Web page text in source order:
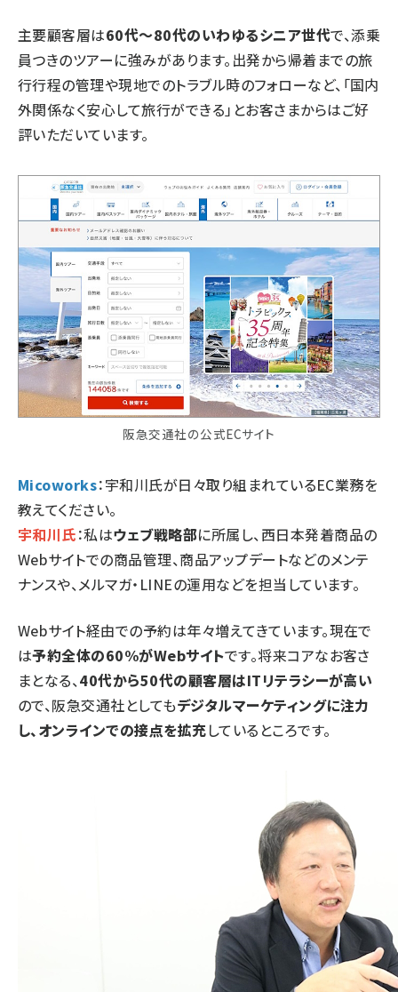
主要顧客層は60代～80代のいわゆるシニア世代で、添乗
員つきのツアーに強みがあります。出発から帰着までの旅
行行程の管理や現地でのトラブル時のフォローなど、「国内
外関係なく安心して旅行ができる」とお客さまからはご好
評いただいています。
阪急交通社の公式ECサイト
Micoworks：宇和川氏が日々取り組まれているEC業務を
教えてください。
宇和川氏：私はウェブ戦略部に所属し、西日本発着商品の
Webサイトでの商品管理、商品アップデートなどのメンテ
ナンスや、メルマガ・LINEの運用などを担当しています。
Webサイト経由での予約は年々増えてきています。現在で
は予約全体の60%がWebサイトです。将来コアなお客さ
まとなる、40代から50代の顧客層はITリテラシーが高い
ので、阪急交通社としてもデジタルマーケティングに注力
し、オンラインでの接点を拡充しているところです。